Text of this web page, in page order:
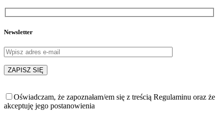
Newsletter
Oświadczam, że zapoznałam/em się z treścią Regulaminu oraz że
akceptuję jego postanowienia